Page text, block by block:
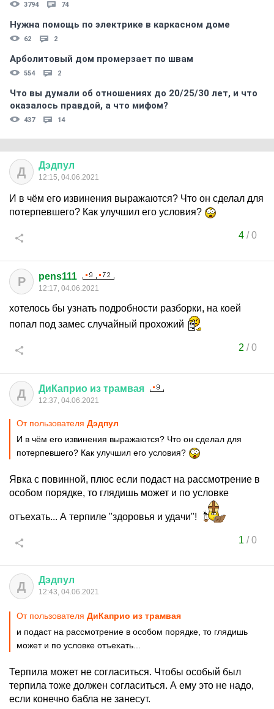
3794 74
Нужна помощь по электрике в каркасном доме
62 2
Арболитовый дом промерзает по швам
554 2
Что вы думали об отношениях до 20/25/30 лет, и что
оказалось правдой, а что мифом?
437 14
Д Дэдпул
12:15, 04.06.2021
И в чём его извинения выражаются? Что он сделал для
потерпевшего? Как улучшил его условия?
4/0
P pens111
12:17, 04.06.2021
хотелось бы узнать подробности разборки, на коей
попал под замес случайный прохожий
2 /0
Д ДиКаприо из трамвая
12:37, 04.06.2021
От пользователя Дэдпул
И в чём его извинения выражаются? Что он сделал для
потерпевшего? Как улучшил его условия?
Явка с повинной, плюс если подаст на рассмотрение в
особом порядке, то глядишь может и по условке
отъехать... А терпиле "здоровья и удачи"!
1 /0
Д Дэдпул
12:43, 04.06.2021
От пользователя ДиКаприо из трамвая
и подаст на рассмотрение в особом порядке, то глядишь
может и по условке отъехать...
Терпила может не согласиться. Чтобы особый был
терпила тоже должен согласиться. А ему это не надо,
если конечно бабла не занесут.